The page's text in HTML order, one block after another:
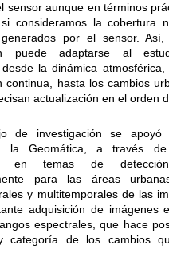
sensor aunque en términos
consideramos la cobertura
generados por el sensor.
puede adaptarse al
desde la dinámica
continua, hasta los cambios
actualización en el orden
de investigación se apoyó
la Geomática, a través de
en temas de
para las áreas
y multitemporales de las
adquisición de imágenes
espectrales, que hace
categoría de los cambios